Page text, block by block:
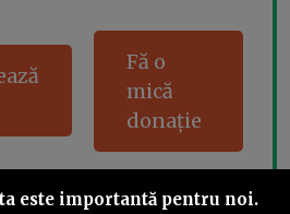
Fă o
mică
donație
este importantă pentru noi.